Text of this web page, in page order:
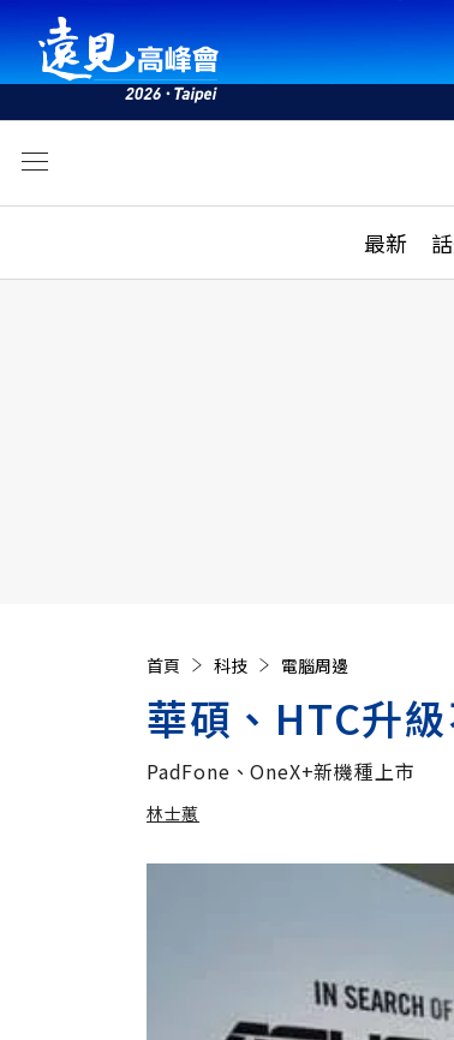
最新
活動
首頁 科技 電腦周邊
華碩、HTC升
PadFone、OneX+新機種上市
林士蕙
加入追蹤